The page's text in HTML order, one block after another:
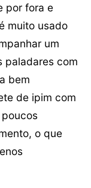
por fora e
muito usado
um
paladares com
bem
de ipim com
o que